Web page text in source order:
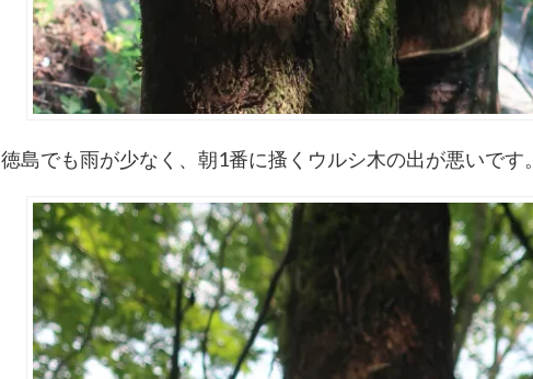
徳島でも雨が少なく、朝1番に搔くウルシ木の出が悪いです。